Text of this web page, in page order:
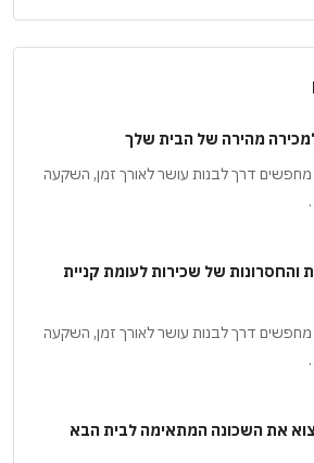
מהירה של הבית שלך
דרך לבנות עושר לאורך זמן, השקעה
והחסרונות של שכירות לעומת קניית
דרך לבנות עושר לאורך זמן, השקעה
את השכונה המתאימה לבית הבא